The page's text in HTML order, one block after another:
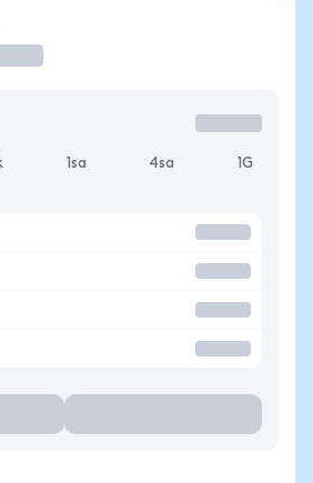
1sa 4sa 1G